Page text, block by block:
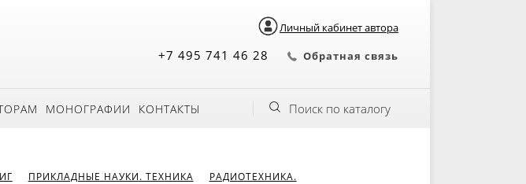
Личный кабинет автора
+7 495 741 46 28 Обратная связь
МОНОГРАФИИ КОНТАКТЫ Поиск по каталогу
ПРИКЛАДНЫЕ НАУКИ. ТЕХНИКА
РАДИОТЕХНИКА.